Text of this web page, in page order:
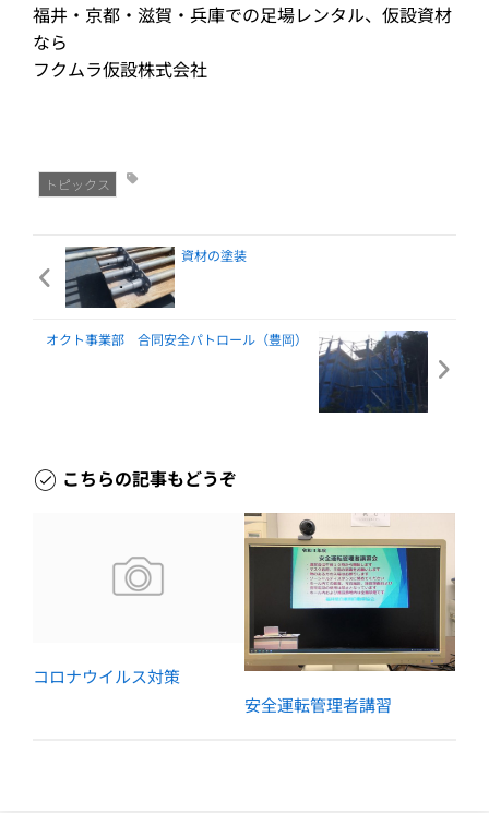
福井・京都・滋賀・兵庫での足場レンタル、仮設資材
なら
フクムラ仮設株式会社
トピックス
資材の塗装
オクト事業部 合同安全パトロール（豊岡）
こちらの記事もどうぞ
コロナウイルス対策
安全運転管理者講習